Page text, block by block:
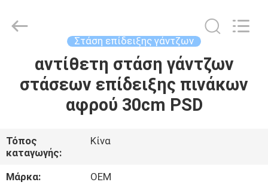
ΣΠΊΤΙ
ΠΡΟΪΌΝΤΑ
ΠΕΡΊΠΟΥ
ΕΜΕΊΣ
CO.,LTD.
Στάση επίδειξης γάντζων
αντίθετη στάση γάντζων
στάσεων επίδειξης πινάκων
αφρού 30cm PSD
Τόπος
καταγωγής:
Κίνα
Μάρκα:
OEM